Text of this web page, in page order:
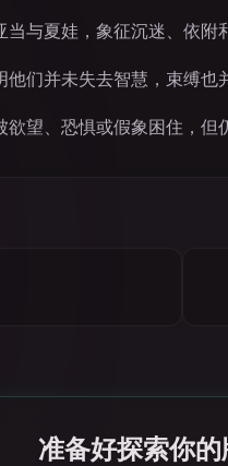
与夏娃，象征沉迷、依附
他们并未失去智慧，束缚也
望、恐惧或假象困住，但
准备好探索你的